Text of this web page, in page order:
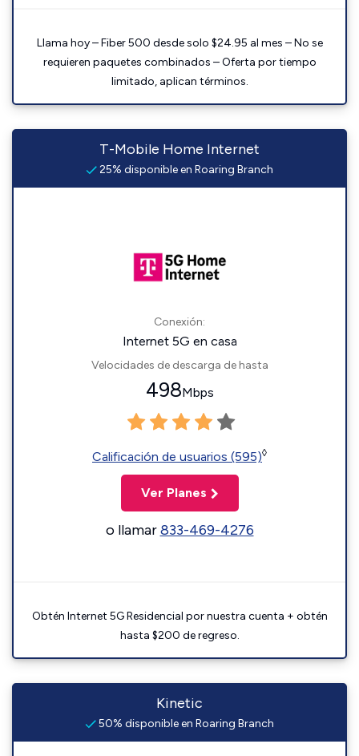
Llama hoy – Fiber 500 desde solo $24.95 al mes – No se
requieren paquetes combinados – Oferta por tiempo
limitado, aplican términos.
T-Mobile Home Internet
25% disponible en Roaring Branch
Conexión:
Internet 5G en casa
Velocidades de descarga de hasta
498Mbps
Calificación de usuarios (595)◊
Ver Planes
o llamar833-469-4276
Obtén Internet 5G Residencial por nuestra cuenta + obtén
hasta $200 de regreso.
Kinetic
50% disponible en Roaring Branch